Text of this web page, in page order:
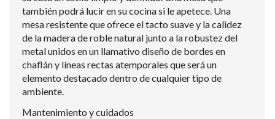
también podrá lucir en su cocina si le apetece. Una
mesa resistente que ofrece el tacto suave y la calidez
de la madera de roble natural junto a la robustez del
metal unidos en un llamativo diseño de bordes en
chaflán y líneas rectas atemporales que será un
elemento destacado dentro de cualquier tipo de
ambiente.
Mantenimiento y cuidados